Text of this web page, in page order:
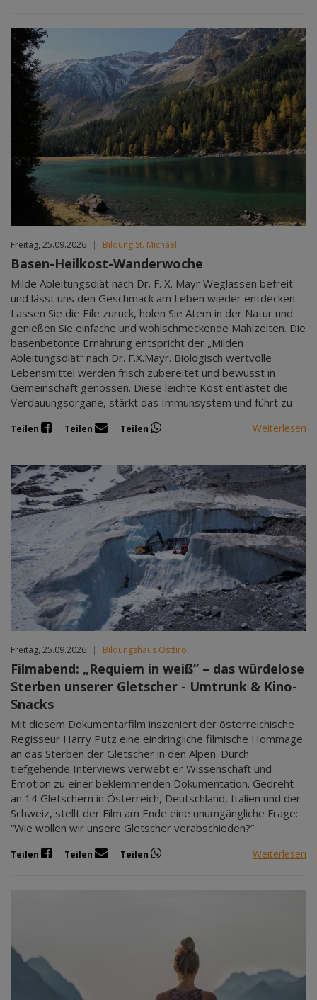
Freitag, 25.09.2026 | Bildung St. Michael
Basen-Heilkost-Wanderwoche
Milde Ableitungsdiät nach Dr. F. X. Mayr Weglassen befreit
und lässt uns den Geschmack am Leben wieder entdecken.
Lassen Sie die Eile zurück, holen Sie Atem in der Natur und
genießen Sie einfache und wohlschmeckende Mahlzeiten. Die
basenbetonte Ernährung entspricht der „Milden
Ableitungsdiät“ nach Dr. F.X.Mayr. Biologisch wertvolle
Lebensmittel werden frisch zubereitet und bewusst in
Gemeinschaft genossen. Diese leichte Kost entlastet die
Verdauungsorgane, stärkt das Immunsystem und führt zu
Teilen Teilen Teilen Weiterlesen
Freitag, 25.09.2026 | Bildungshaus Osttirol
Filmabend: „Requiem in weiß” – das würdelose
Sterben unserer Gletscher - Umtrunk & Kino-
Snacks
Mit diesem Dokumentarfilm inszeniert der österreichische
Regisseur Harry Putz eine eindringliche filmische Hommage
an das Sterben der Gletscher in den Alpen. Durch
tiefgehende Interviews verwebt er Wissenschaft und
Emotion zu einer beklemmenden Dokumentation. Gedreht
an 14 Gletschern in Österreich, Deutschland, Italien und der
Schweiz, stellt der Film am Ende eine unumgängliche Frage:
“Wie wollen wir unsere Gletscher verabschieden?”
Teilen Teilen Teilen Weiterlesen